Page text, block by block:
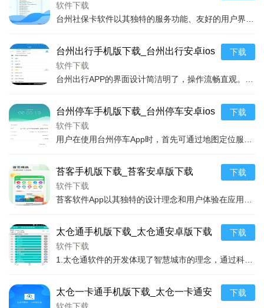
队对于掌握市民需求、提升市民生活品质的决心，使得这款APP
不仅仅是一个简单的支付工具，更是太仓市民生活的好助手。
2.太仓一卡通软件APP凭借其一体化的服务范畴、安全便捷的
操作体验、丰富的本地化特色服务，在众多生活服务类APP中脱
颖而出。随着科技的不断进步和用户需求的逐渐增加，太仓一卡
的服务，成为引领智能生活方式的标杆。
卓版下载
软件下载
台州出行手机版下载_台州出行安卓ios
版下载
软件下载
下载
台州停车手机版下载_台州停车安卓ios
版下载
软件下载
下载
苔客手机版下载_苔客安卓版下载
软件下载
下载
太仓通手机版下载_太仓通安卓版下载
软件下载
下载
太仓一卡通手机版下载_太仓一卡通安
下载